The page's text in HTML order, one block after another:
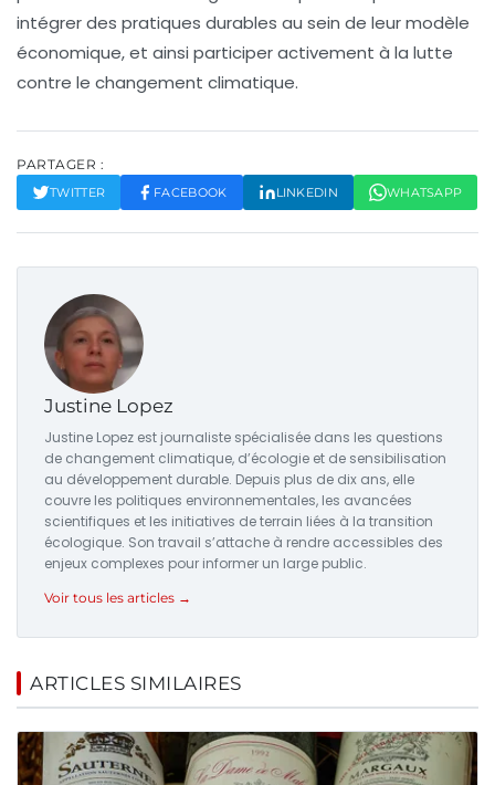
intégrer des pratiques durables au sein de leur modèle
économique, et ainsi participer activement à la lutte
contre le changement climatique.
PARTAGER :
TWITTER FACEBOOK LINKEDIN WHATSAPP
Justine Lopez
Justine Lopez est journaliste spécialisée dans les questions
de changement climatique, d’écologie et de sensibilisation
au développement durable. Depuis plus de dix ans, elle
couvre les politiques environnementales, les avancées
scientifiques et les initiatives de terrain liées à la transition
écologique. Son travail s’attache à rendre accessibles des
enjeux complexes pour informer un large public.
Voir tous les articles →
ARTICLES SIMILAIRES